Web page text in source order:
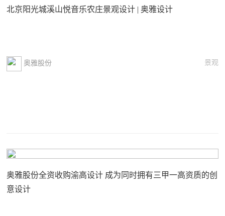
北京阳光城溪山悦音乐农庄景观设计 | 奥雅设计
奥雅股份 景观
奥雅股份全资收购渝高设计 成为同时拥有三甲一高资质的创
意设计